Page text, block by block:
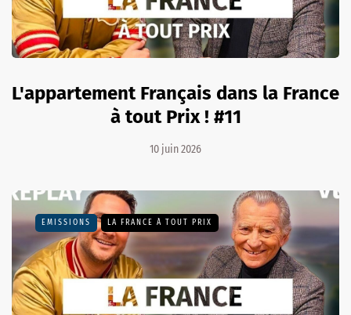
L'appartement Français dans la France
à tout Prix ! #11
10 juin 2026
EMISSIONS LA FRANCE À TOUT PRIX